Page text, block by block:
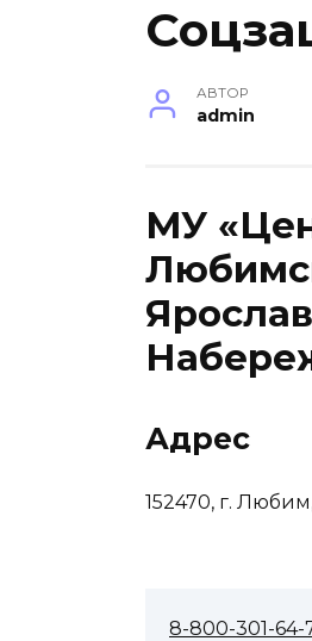
АВТОР
admin
МУ
Адрес
152470, г.
8-800-301-64-